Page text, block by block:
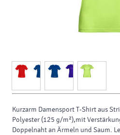
Kurzarm Damensport T-Shirt aus
Polyester (125 g/m²),mit
Doppelnaht an Ärmeln und Saum.